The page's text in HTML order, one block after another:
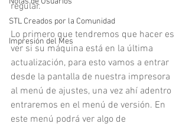
STL Creados por la Comunidad
Impresión del Mes
regular.
Lo primero que tendremos que hacer es
ver si su máquina está en la última
actualización, para esto vamos a entrar
desde la pantalla de nuestra impresora
al menú de ajustes, una vez ahí adentro
entraremos en el menú de versión. En
este menú podrá ver algo de